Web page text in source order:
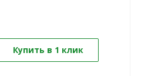
Купить в 1 клик